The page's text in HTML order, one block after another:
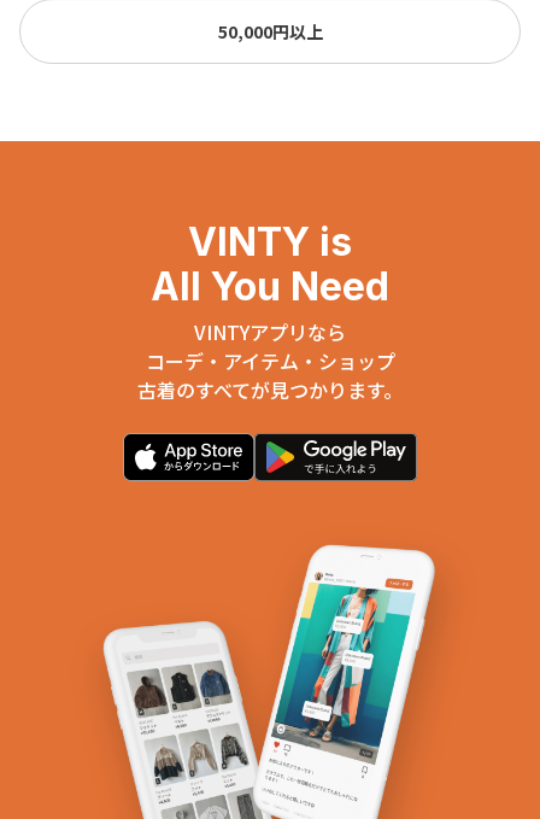
50,000円以上
VINTY is
All You Need
VINTYアプリなら
コーデ・アイテム・ショップ
古着のすべてが見つかります。